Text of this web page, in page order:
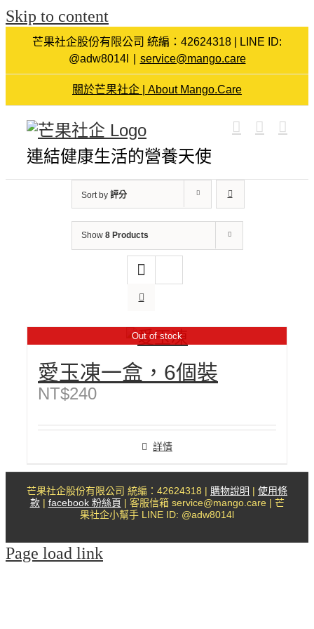
Skip to content
芒果社企股份有限公司 統編：42624318 | LINE ID:
@adw8014l
service@mango.care
關於芒果社企 | About Mango.Care
連結健康生活的營養天使
Sort by 評分
Show 8 Products
Out of stock
愛玉凍一盒，6個裝
NT$240
詳情
芒果社企股份有限公司 統編：42624318 | 購物說明 | 使用條
款| facebook 粉絲頁 | 客服信箱 service@mango.care | 芒
果社企小幫手 LINE ID: @adw8014l
Page load link